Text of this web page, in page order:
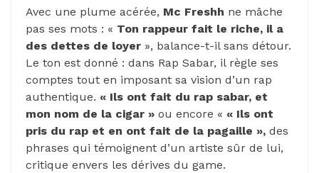
Avec une plume acérée, Mc Freshh ne mâche
pas ses mots : « Ton rappeur fait le riche, il a
des dettes de loyer », balance-t-il sans détour.
Le ton est donné : dans Rap Sabar, il règle ses
comptes tout en imposant sa vision d’un rap
authentique. « Ils ont fait du rap sabar, et
mon nom de la cigar » ou encore « « Ils ont
pris du rap et en ont fait de la pagaille », des
phrases qui témoignent d’un artiste sûr de lui,
critique envers les dérives du game.